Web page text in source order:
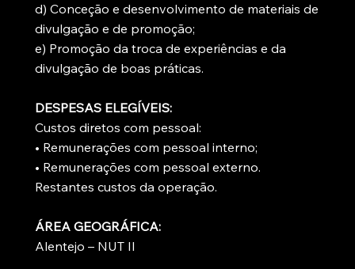
d) Conceção e desenvolvimento de materiais de
divulgação e de promoção;
e) Promoção da troca de experiências e da
divulgação de boas práticas.
DESPESAS ELEGÍVEIS:
Custos diretos com pessoal:
• Remunerações com pessoal interno;
• Remunerações com pessoal externo.
Restantes custos da operação.
ÁREA GEOGRÁFICA:
Alentejo – NUT II